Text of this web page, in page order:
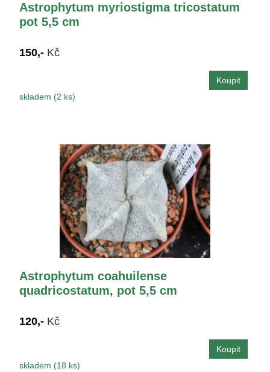
Astrophytum myriostigma tricostatum
pot 5,5 cm
150,- Kč
skladem (2 ks)
Astrophytum coahuilense
quadricostatum, pot 5,5 cm
120,- Kč
skladem (18 ks)